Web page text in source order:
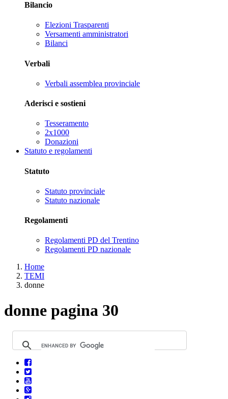
Bilancio
Elezioni Trasparenti
Versamenti amministratori
Bilanci
Verbali
Verbali assemblea provinciale
Aderisci e sostieni
Tesseramento
2x1000
Donazioni
Statuto e regolamenti
Statuto
Statuto provinciale
Statuto nazionale
Regolamenti
Regolamenti PD del Trentino
Regolamenti PD nazionale
Home
TEMI
donne
donne pagina 30